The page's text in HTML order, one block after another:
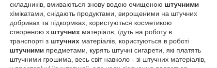
складників, вмиваються знову водою очищеною штучними
хімікатами, снідають продуктами, вирощеними на штучних
добривах та підкормках, користуються косметикою
створеною з штучних матеріалв, їдуть на роботу в
транспорті з штучних матеріалів, користуються в роботі
штучними предметами, курять штучні сигарети, які платять
штучними грошима, весь світ навколо - зі штучних матеріалів,